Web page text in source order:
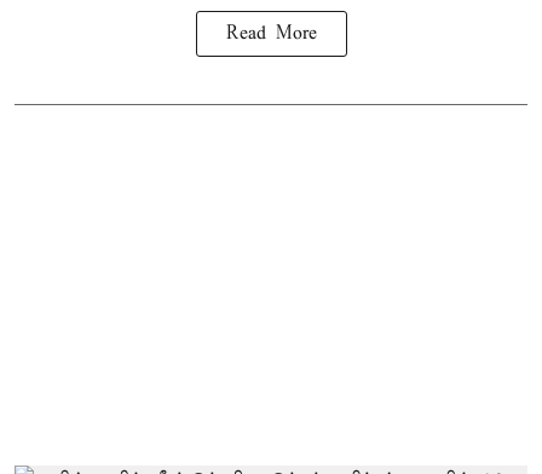
Read More